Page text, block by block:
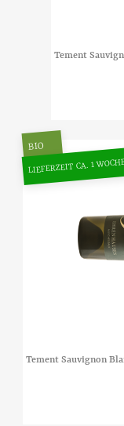
Tement
Tement Sauvignon
BIO
LIEFERZEIT CA. 1